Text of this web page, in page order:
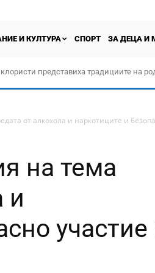
И КУЛТУРА СПОРТ ЗА ДЕЦА И
представиха традициите на
прођох Шумадију“
от алкохола и наркотиците и
на тема
и
участие